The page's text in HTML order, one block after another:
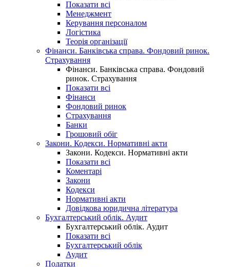
Показати всі
Менеджмент
Керування персоналом
Логістика
Теорія організації
Фінанси. Банківська справа. Фондовий ринок.
Страхування
Фінанси. Банківська справа. Фондовий
ринок. Страхування
Показати всі
Фінанси
Фондовий ринок
Страхування
Банки
Грошовий обіг
Закони. Кодекси. Нормативні акти
Закони. Кодекси. Нормативні акти
Показати всі
Коментарі
Закони
Кодекси
Нормативні акти
Довідкова юридична література
Бухгалтерський облік. Аудит
Бухгалтерський облік. Аудит
Показати всі
Бухгалтерський облік
Аудит
Податки